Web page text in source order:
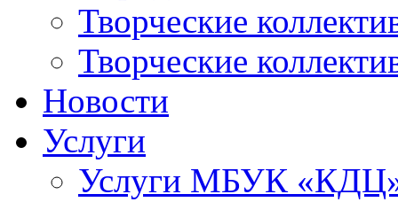
Творческие
Творческие
Новости
Услуги
Услуги МБУК